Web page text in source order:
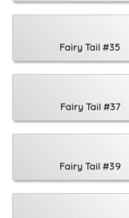
Fairy Tail #35
Fairy Tail #37
Fairy Tail #39